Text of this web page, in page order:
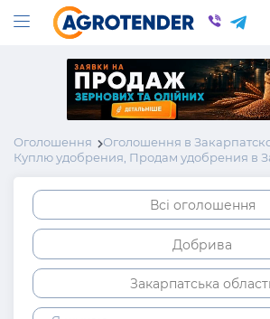
Оголошення
Оголошення в
Куплю удобрения, Продам удобрения в
Всі оголошення
Добрива
Закарпатська